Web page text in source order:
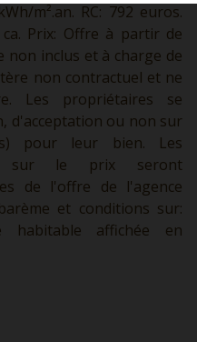
m².an. RC: 792 euros.
Prix: Offre à partir de
non inclus et à charge de
non contractuel et ne
Les propriétaires se
d'acceptation ou non sur
pour leur bien. Les
sur le prix seront
de l'offre de l'agence
et conditions sur:
habitable affichée en